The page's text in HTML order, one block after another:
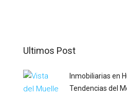
Ultimos Post
Inmobiliarias en
Tendencias del